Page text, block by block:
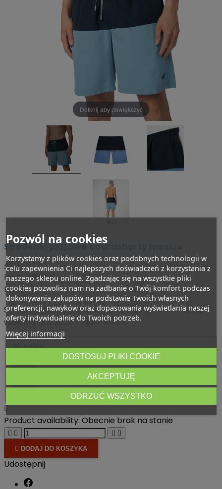
Dotknij aby powiększyć
Spodenki plażowe boardshorty męskie
4F
Price:99,99 zł
Brutto
Spodenki plażowe boardshorty męskie 4F z kolekcji
wiosna /lato 2022 - HEAT WAVE
Rozmiar
RozmiarL
Rozmiar
- XL

Product availability: Obecnie brak na stanie
   
 DODAJ DO KOSZYKA
Udostępnij
Pozwól na cookies
Korzystamy z plików cookies oraz podobnych technologii w
celu zapewnienia Ci najlepszych doświadczeń z korzystania z
naszego sklepu online. Zgadzając się na wszystkie pliki
cookies pozwolisz nam na zadbanie o Twój komfort podczas
dokonywania zakupów na podstawie Twoich własnych
preferencji, nawyków oraz dopasowania wyświetlania naszej
oferty indywidualnie do Twoich potrzeb.
Więcej informacji
DOSTOSUJ PLIKI COOKIE
ODRZUĆ WSZYSTKO
AKCEPTUJĘ